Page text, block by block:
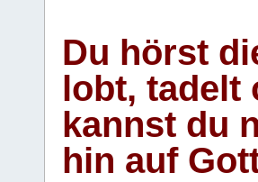
Du hörst
lobt, tadelt
kannst du
hin auf